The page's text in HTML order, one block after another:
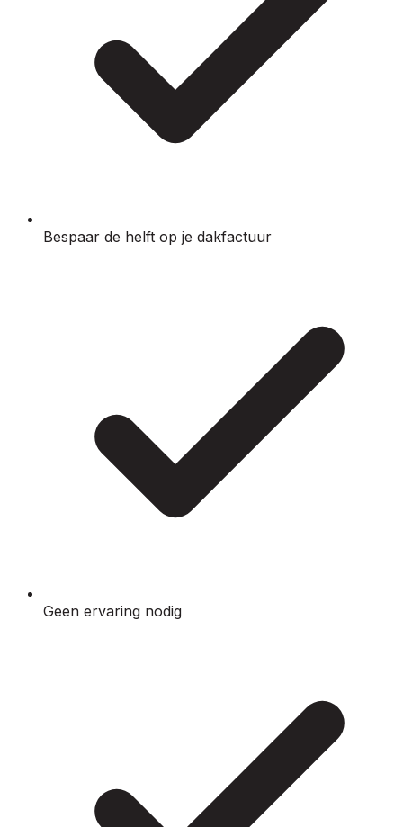
Bespaar de helft op je dakfactuur
Geen ervaring nodig